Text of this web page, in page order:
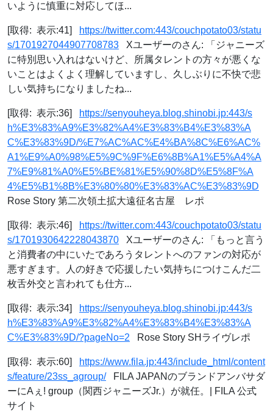
いように慎重に対応してほ...
[取得: 表示:41]
https://twitter.com:443/couchpotato03/statu
s/1701927044907708783 Xユーザーのさん: 「ジャニーズ
に特別思い入れはないけど、所属タレントの方々が悪くな
いことはよくよく理解していますし、久しぶりに不快で悲
しい気持ちになりましたね...
[取得: 表示:36]
https://senyouheya.blog.shinobi.jp:443/s
h%E3%83%A9%E3%82%A4%E3%83%B4%E3%83%A
C%E3%83%9D/%E7%AC%AC%E4%BA%8C%E6%AC%
A1%E9%A0%98%E5%9C%9F%E6%8B%A1%E5%A4%A
7%E9%81%A0%E5%BE%81%E5%90%8D%E5%8F%A
4%E5%B1%8B%E3%80%80%E3%83%AC%E3%83%9D
Rose Story 第二次領土拡大遠征名古屋 レポ
[取得: 表示:46]
https://twitter.com:443/couchpotato03/statu
s/1701930642228043870 Xユーザーのさん: 「もっと言う
と消費者の中にいたであろうタレントへのファンの対応が
悪すぎます。人の好きで応援したい気持ちにつけこんだ二
枚舌外交と言われても仕方...
[取得: 表示:34]
https://senyouheya.blog.shinobi.jp:443/s
h%E3%83%A9%E3%82%A4%E3%83%B4%E3%83%A
C%E3%83%9D/?pageNo=2 Rose Story SHライヴレポ
[取得: 表示:60]
https://www.fila.jp:443/include_html/content
s/feature/23ss_agroup/FILA JAPANのブランドアンバサダ
ーにAぇ! group（関西ジャニーズJr.）が就任。| FILA 公式
サイト